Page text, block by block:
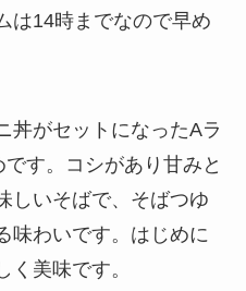
は14時までなので早め
丼がセットになったAラ
す。コシがあり甘みと
しいそばで、そばつゆ
味わいです。はじめに
美味です。